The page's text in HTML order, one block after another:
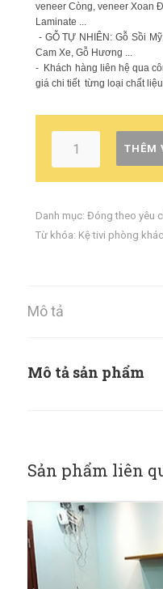
veneer Còng, veneer Xoan
Laminate ...
- GỖ TỰ NHIÊN: Gỗ Sồi
Cam Xe, Gỗ Hương ...
- Khách hàng liên hệ qua
giá chi tiết từng loại chất
THÊM
Danh mục: Đóng theo yêu
Từ khóa: Kệ tivi phòng
Mô tả
Mô tả sản phẩm
Sản phẩm liên